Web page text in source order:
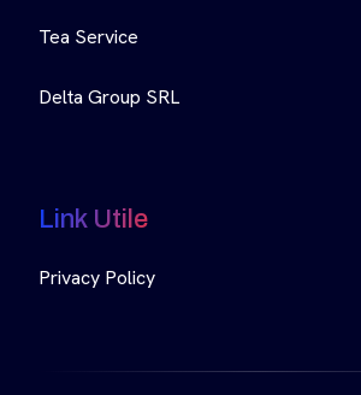
Tea Service
Delta Group SRL
Link Utile
Privacy Policy